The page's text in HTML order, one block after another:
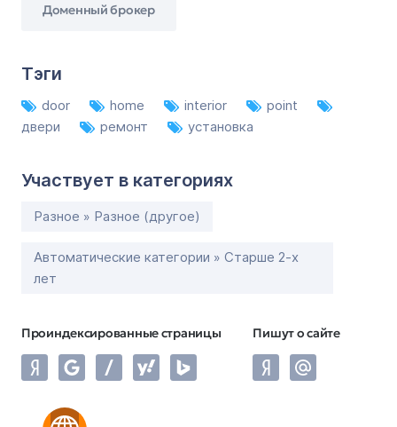
Доменный брокер
Тэги
door home interior
point
двери
ремонт установка
Участвует в категориях
Разное » Разное (другое)
Автоматические категории » Старше 2-х
лет
Проиндексированные страницы Пишут о сайте